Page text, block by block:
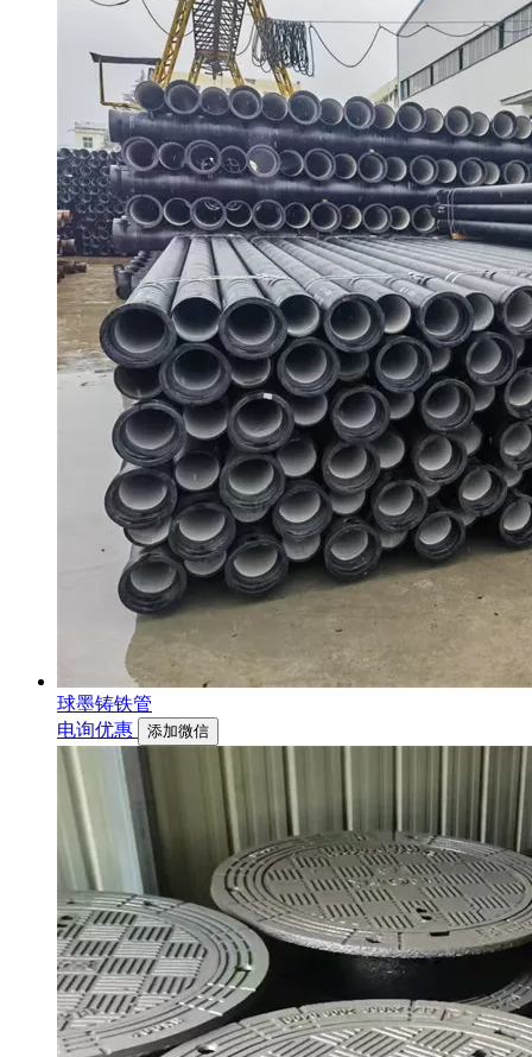
球墨铸铁管
电询优惠
添加微信